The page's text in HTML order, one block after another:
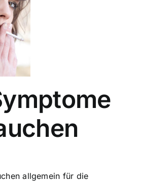
allgemein für die